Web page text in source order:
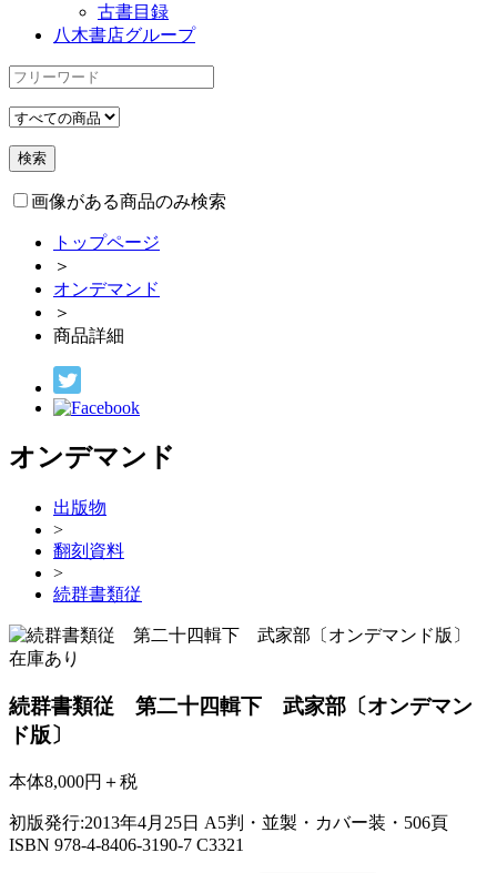
古書目録
八木書店グループ
画像がある商品のみ検索
トップページ
＞
オンデマンド
＞
商品詳細
オンデマンド
出版物
>
翻刻資料
>
続群書類従
在庫あり
続群書類従 第二十四輯下 武家部〔オンデマン
ド版〕
本体8,000円＋税
初版発行:2013年4月25日 A5判・並製・カバー装・506頁
ISBN 978-4-8406-3190-7 C3321